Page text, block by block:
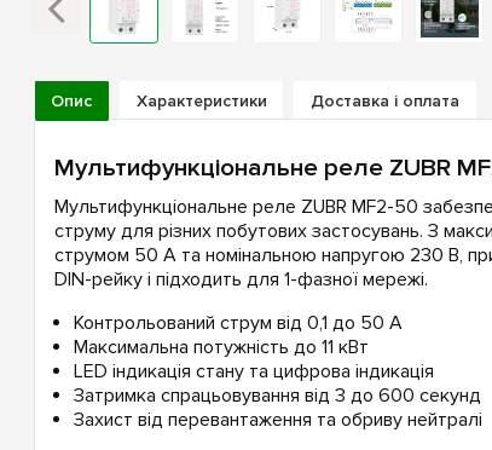
Опис Характеристики Доставка і оплата
Мультифункціональне реле ZUBR
Мультифункціональне реле ZUBR MF2-50
струму для різних побутових застосувань. З
струмом 50 А та номінальною напругою 230 В,
DIN-рейку і підходить для 1-фазної мережі.
Контрольований струм від 0,1 до 50 А
Максимальна потужність до 11 кВт
LED індикація стану та цифрова індикація
Затримка спрацьовування від 3 до 600 секунд
Захист від перевантаження та обриву нейтралі